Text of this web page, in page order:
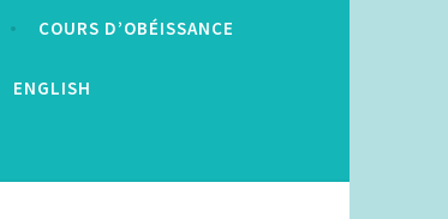
COURS D’OBÉISSANCE
ENGLISH